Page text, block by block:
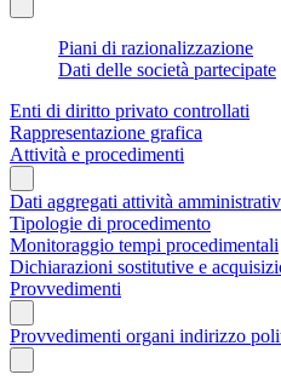
Piani di razionalizzazione
Dati delle società partecipate
Enti di diritto privato controllati
Rappresentazione grafica
Attività e procedimenti
Dati aggregati attività
Tipologie di procedimento
Monitoraggio tempi procedimentali
Dichiarazioni sostitutive e
Provvedimenti
Provvedimenti organi indirizzo